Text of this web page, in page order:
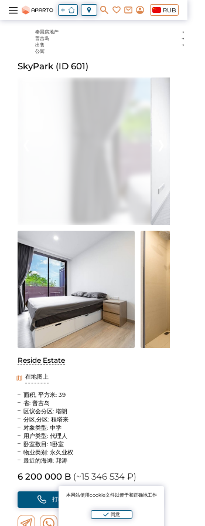
RUB
泰国房地产
普吉岛
出售
公寓
SkyPark (ID 601)
Reside Estate
在地图上
面积, 平方米: 39
省: 普吉岛
区议会分区: 塔朗
分区,分区: 程塔来
对象类型: 中学
用户类型: 代理人
卧室数目: 1卧室
物业类别: 永久业权
最近的海滩: 邦涛
6 200 000 B (~15 346 534 ₽)
打电话 写
本网站使用cookie文件以便于和正确地工作
同意